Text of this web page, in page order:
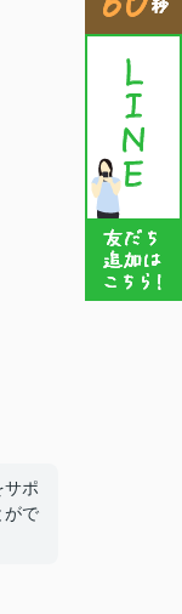
サポ
がで